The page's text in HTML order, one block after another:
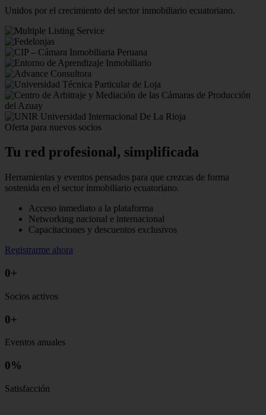
Unidos por el crecimiento del sector inmobiliario ecuatoriano.
Oferta para nuevos socios
Tu red profesional, simplificada
Herramientas y eventos pensados para que crezcas de forma
sostenida en el sector inmobiliario ecuatoriano.
Acceso inmediato a la plataforma
Networking nacional e internacional
Capacitaciones y descuentos exclusivos
Registrarme ahora
0+
Socios activos
0+
Eventos anuales
0%
Satisfacción